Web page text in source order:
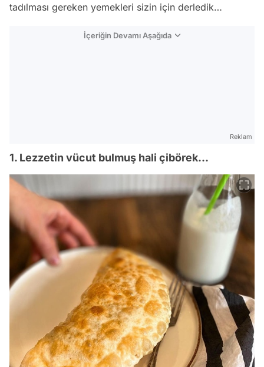
tadılması gereken yemekleri sizin için derledik…
İçeriğin Devamı Aşağıda
Reklam
1. Lezzetin vücut bulmuş hali çibörek…